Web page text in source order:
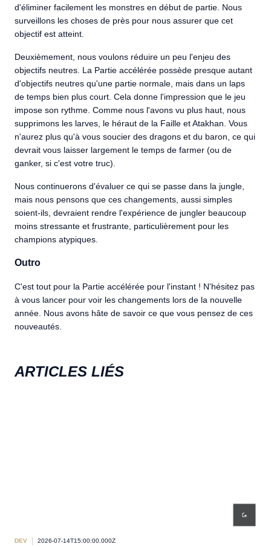
d'éliminer facilement les monstres en début de partie. Nous
surveillons les choses de près pour nous assurer que cet
objectif est atteint.
Deuxièmement, nous voulons réduire un peu l'enjeu des
objectifs neutres. La Partie accélérée possède presque autant
d'objectifs neutres qu'une partie normale, mais dans un laps
de temps bien plus court. Cela donne l'impression que le jeu
impose son rythme. Comme nous l'avons vu plus haut, nous
supprimons les larves, le héraut de la Faille et Atakhan. Vous
n'aurez plus qu'à vous soucier des dragons et du baron, ce qui
devrait vous laisser largement le temps de farmer (ou de
ganker, si c'est votre truc).
Nous continuerons d'évaluer ce qui se passe dans la jungle,
mais nous pensons que ces changements, aussi simples
soient-ils, devraient rendre l'expérience de jungler beaucoup
moins stressante et frustrante, particulièrement pour les
champions atypiques.
Outro
C'est tout pour la Partie accélérée pour l'instant ! N'hésitez pas
à vous lancer pour voir les changements lors de la nouvelle
année. Nous avons hâte de savoir ce que vous pensez de ces
nouveautés.
ARTICLES LIÉS
DEV 2026-07-14T15:00:00.000Z